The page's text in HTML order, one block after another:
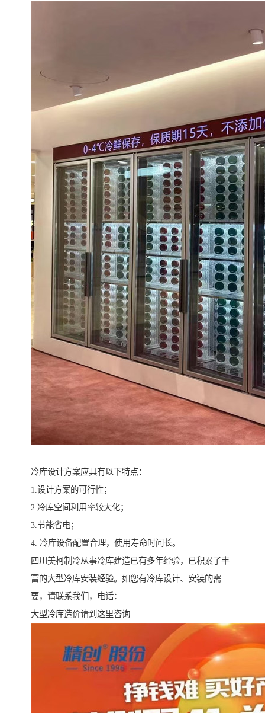
冷库设计方案应具有以下特点：
1.设计方案的可行性；
2.冷库空间利用率较大化；
3.节能省电；
4. 冷库设备配置合理，使用寿命时间长。
四川美柯制冷从事冷库建造已有多年经验，已积累了丰
富的大型冷库安装经验。如您有冷库设计、安装的需
要，请联系我们，电话：
大型冷库造价请到这里咨询